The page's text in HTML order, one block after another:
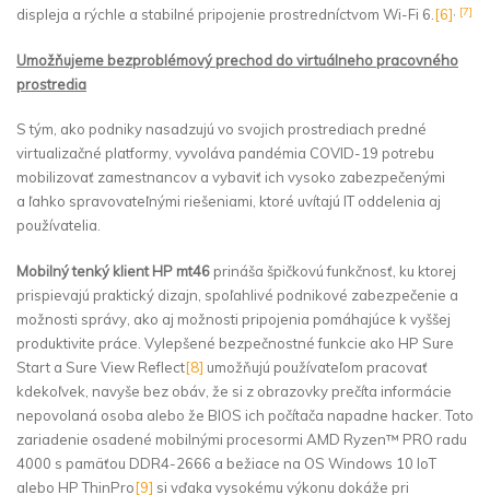
displeja a rýchle a stabilné pripojenie prostredníctvom Wi-Fi 6.[6] [7]
Umožňujeme bezproblémový prechod do virtuálneho pracovného
prostredia
S tým, ako podniky nasadzujú vo svojich prostrediach predné
virtualizačné platformy, vyvoláva pandémia COVID-19 potrebu
mobilizovať zamestnancov a vybaviť ich vysoko zabezpečenými
a ľahko spravovateľnými riešeniami, ktoré uvítajú IT oddelenia aj
používatelia.
Mobilný tenký klient HP mt46prináša špičkovú funkčnosť, ku ktorej
prispievajú praktický dizajn, spoľahlivé podnikové zabezpečenie a
možnosti správy, ako aj možnosti pripojenia pomáhajúce k vyššej
produktivite práce. Vylepšené bezpečnostné funkcie ako HP Sure
Start a Sure View Reflect[8] umožňujú používateľom pracovať
kdekoľvek, navyše bez obáv, že si z obrazovky prečíta informácie
nepovolaná osoba alebo že BIOS ich počítača napadne hacker. Toto
zariadenie osadené mobilnými procesormi AMD Ryzen™ PRO radu
4000 s pamäťou DDR4-2666 a bežiace na OS Windows 10 IoT
alebo HP ThinPro[9] si vďaka vysokému výkonu dokáže pri